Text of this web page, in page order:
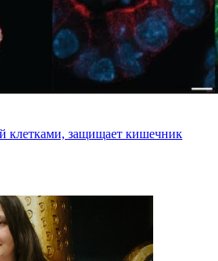
клетками, защищает кишечник